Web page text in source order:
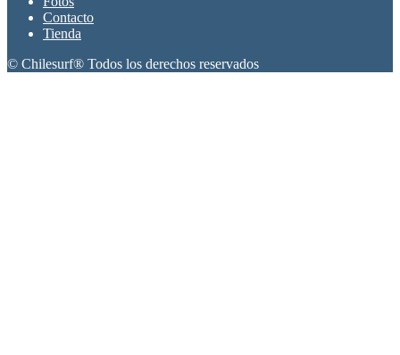
Contacto
Tienda
© Chilesurf® Todos los derechos reservados